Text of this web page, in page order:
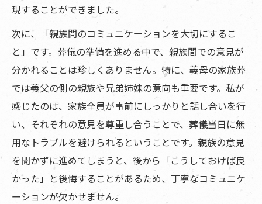
現することができました。
次に、「親族間のコミュニケーションを大切にするこ
と」です。葬儀の準備を進める中で、親族間での意見が
分かれることは珍しくありません。特に、義母の家族葬
では義父の側の親族や兄弟姉妹の意向も重要です。私が
感じたのは、家族全員が事前にしっかりと話し合いを行
い、それぞれの意見を尊重し合うことで、葬儀当日に無
用なトラブルを避けられるということです。親族の意見
を聞かずに進めてしまうと、後から「こうしておけば良
かった」と後悔することがあるため、丁寧なコミュニケ
ーションが欠かせません。